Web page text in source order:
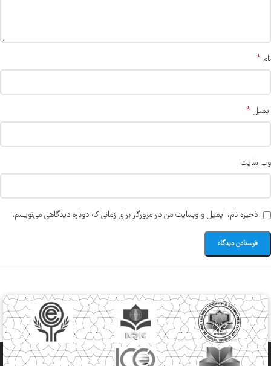
نام *
ایمیل *
وب‌ سایت
ذخیره نام، ایمیل و وبسایت من در مرورگر برای زمانی که دوباره دیدگاهی می‌نویسم.